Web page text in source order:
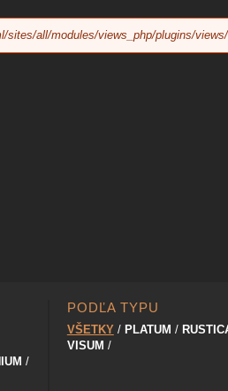
sites/all/modules/views_php/plugins/
PODĽA TYPU
VŠETKY PLATUM
VISUM